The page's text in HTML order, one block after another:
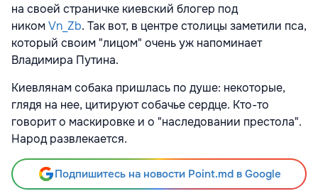
на своей страничке киевский блогер под
никомVn_Zb. Так вот, в центре столицы заметили пса,
который своим "лицом" очень уж напоминает
Владимира Путина.
Киевлянам собака пришлась по душе: некоторые,
глядя на нее, цитируют собачье сердце. Кто-то
говорит о маскировке и о "наследовании престола".
Народ развлекается.
Подпишитесь на новости Point.md в Google